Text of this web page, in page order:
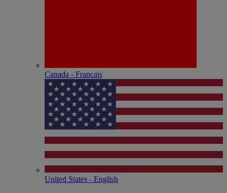
Canada - Français
United States - English